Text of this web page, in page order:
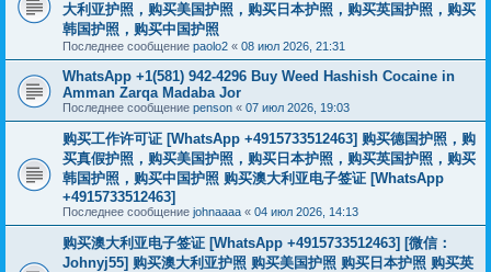
大利亚护照，购买美国护照，购买日本护照，购买英国护照，购买
韩国护照，购买中国护照
Последнее сообщение paolo2 « 08 июл 2026, 21:31
WhatsApp +1(581) 942-4296 Buy Weed Hashish Cocaine in
Amman Zarqa Madaba Jor
Последнее сообщение penson « 07 июл 2026, 19:03
购买工作许可证 [WhatsApp +4915733512463] 购买德国护照，购
买真假护照，购买美国护照，购买日本护照，购买英国护照，购买
韩国护照，购买中国护照 购买澳大利亚电子签证 [WhatsApp
+4915733512463]
Последнее сообщение johnaaaa « 04 июл 2026, 14:13
购买澳大利亚电子签证 [WhatsApp +4915733512463] [微信：
Johnyj55] 购买澳大利亚护照 购买美国护照 购买日本护照 购买英